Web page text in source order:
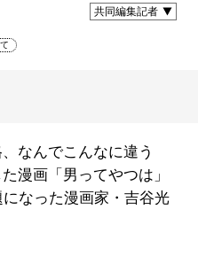
共同編集記者
なんでこんなに違う
漫画「男ってやつは」
なった漫画家・吉谷光